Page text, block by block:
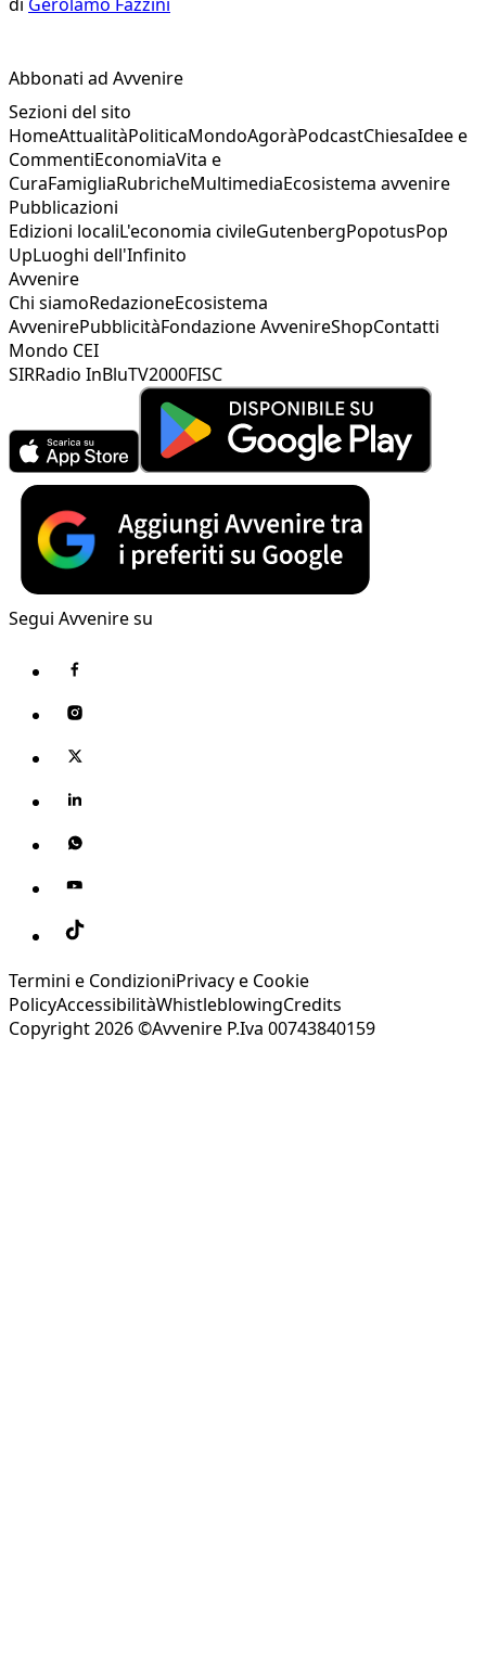
Abbonati ad Avvenire
Sezioni del sito
HomeAttualitàPoliticaMondoAgoràPodcastChiesaIdee e
CommentiEconomiaVita e
CuraFamigliaRubricheMultimediaEcosistema avvenire
Pubblicazioni
Edizioni localiL'economia civileGutenbergPopotusPop
UpLuoghi dell'Infinito
Avvenire
Chi siamoRedazioneEcosistema
AvvenirePubblicitàFondazione AvvenireShopContatti
Mondo CEI
SIRRadio InBluTV2000FISC
Segui Avvenire su
Termini e CondizioniPrivacy e Cookie
PolicyAccessibilitàWhistleblowingCredits
Copyright 2026 ©Avvenire P.Iva 00743840159